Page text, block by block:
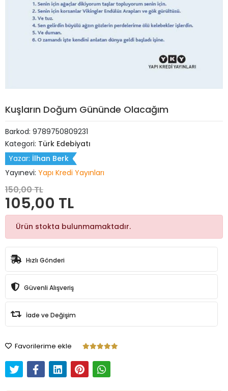
Kuşların Doğum Gününde Olacağım
Barkod: 9789750809231
Kategori: Türk Edebiyatı
Yazar: İlhan Berk
Yayınevi: Yapı Kredi Yayınları
150,00 TL
105,00 TL
Ürün stokta bulunmamaktadır.
Hızlı Gönderi
Güvenli Alışveriş
İade ve Değişim
Favorilerime ekle